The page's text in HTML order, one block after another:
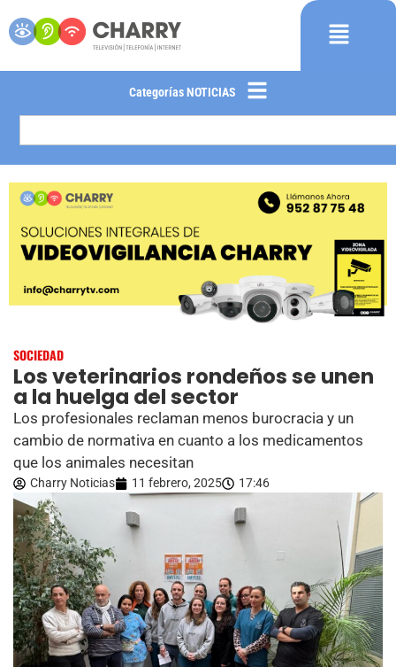
Categorías NOTICIAS
SOCIEDAD
Los veterinarios rondeños se unen
a la huelga del sector
Los profesionales reclaman menos burocracia y un
cambio de normativa en cuanto a los medicamentos
que los animales necesitan
Charry Noticias 11 febrero, 2025 17:46